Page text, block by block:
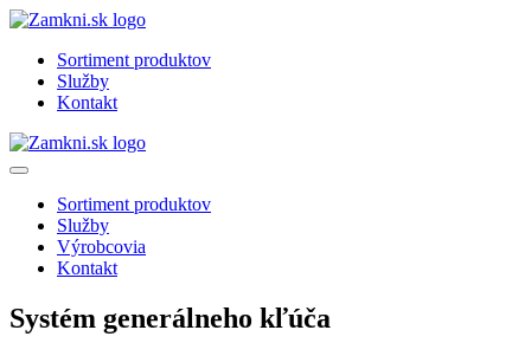
Sortiment produktov
Služby
Kontakt
Sortiment produktov
Služby
Výrobcovia
Kontakt
Systém generálneho kľúča